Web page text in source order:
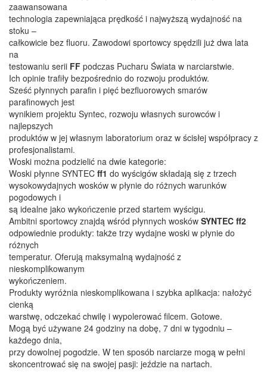
zaawansowana
technologia zapewniająca prędkość i najwyższą wydajność na
stoku –
całkowicie bez fluoru. Zawodowi sportowcy spędzili już dwa lata
na
testowaniu serii FF podczas Pucharu Świata w narciarstwie.
Ich opinie trafiły bezpośrednio do rozwoju produktów.
Sześć płynnych parafin i pięć bezfluorowych smarów
parafinowych jest
wynikiem projektu Syntec, rozwoju własnych surowców i
najlepszych
produktów w jej własnym laboratorium oraz w ścisłej współpracy z
profesjonalistami.
Woski można podzielić na dwie kategorie:
Woski płynne SYNTEC ff1 do wyścigów składają się z trzech
wysokowydajnych wosków w płynie do różnych warunków
pogodowych i
są idealne jako wykończenie przed startem wyścigu.
Ambitni sportowcy znajdą wśród płynnych wosków SYNTEC ff2
odpowiednie produkty: także trzy wydajne woski w płynie do
różnych
temperatur. Oferują maksymalną wydajność z
nieskomplikowanym
wykończeniem.
Produkty wyróżnia nieskomplikowana i szybka aplikacja: nałożyć
cienką
warstwę, odczekać chwilę i wypolerować filcem. Gotowe.
Mogą być używane 24 godziny na dobę, 7 dni w tygodniu –
każdego dnia,
przy dowolnej pogodzie. W ten sposób narciarze mogą w pełni
skoncentrować się na swojej pasji: jeździe na nartach.